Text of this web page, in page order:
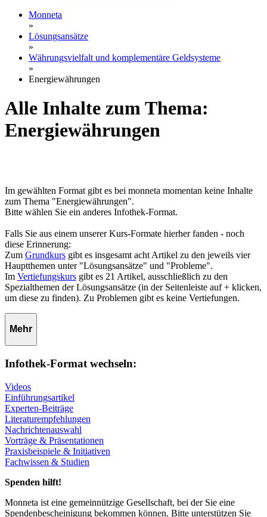
Monneta
»
Lösungsansätze
»
Währungsvielfalt und komplementäre Geldsysteme
»
Energiewährungen
Alle Inhalte zum Thema:
Energiewährungen
Im gewählten Format gibt es bei monneta momentan keine Inhalte
zum Thema "Energiewährungen".
Bitte wählen Sie ein anderes Infothek-Format.
Falls Sie aus einem unserer Kurs-Formate hierher fanden - noch
diese Erinnerung:
Zum Grundkurs gibt es insgesamt acht Artikel zu den jeweils vier
Hauptthemen unter "Lösungsansätze" und "Probleme".
Im Vertiefungskurs gibt es 21 Artikel, ausschließlich zu den
Spezialthemen der Lösungsansätze (in der Seitenleiste auf + klicken,
um diese zu finden). Zu Problemen gibt es keine Vertiefungen.
Mehr
Infothek-Format wechseln:
Videos
Einführungsartikel
Experten-Beiträge
Literaturempfehlungen
Nachrichtenauswahl
Vorträge & Präsentationen
Praxisbeispiele & Initiativen
Fachwissen & Studien
Spenden hilft!
Monneta ist eine gemeinnützige Gesellschaft, bei der Sie eine
Spendenbescheinigung bekommen können. Bitte unterstützen Sie